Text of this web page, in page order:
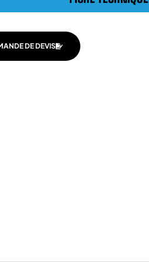
DE DEVIS